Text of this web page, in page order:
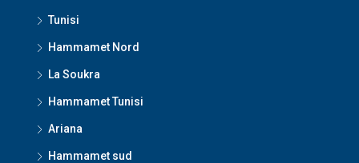
Tunisi
Hammamet Nord
La Soukra
Hammamet Tunisi
Ariana
Hammamet sud